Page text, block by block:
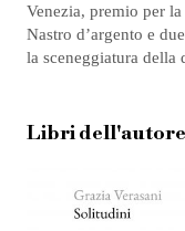
Venezia, premio per
Nastro d’argento e
la sceneggiatura
Libri dell'autore